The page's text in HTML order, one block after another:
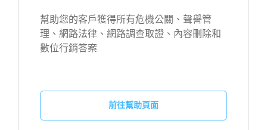
幫助您的客戶獲得所有危機公關、聲譽管
理、網路法律、網路調查取證、內容刪除和
數位行銷答案
前往幫助頁面